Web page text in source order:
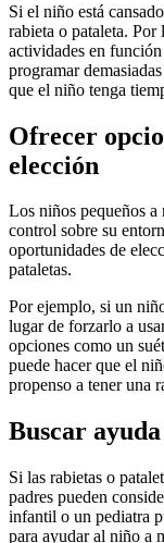
Si el niño está
rabieta o pataleta.
actividades en
programar
que el niño tenga
Ofrecer
elección
Los niños pequeños
control sobre su
oportunidades de
pataletas.
Por ejemplo, si un
lugar de forzarlo a
opciones como un
puede hacer que el
propenso a tener una
Buscar
Si las rabietas o
padres pueden
infantil o un pediatra
para ayudar al niño a